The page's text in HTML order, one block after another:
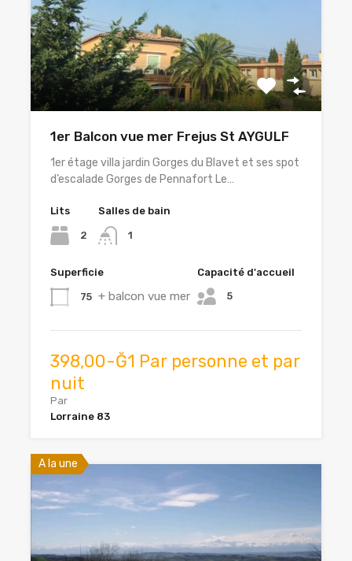
1er Balcon vue mer Frejus St AYGULF
1er étage villa jardin Gorges du Blavet et ses spot
d’escalade Gorges de Pennafort Le…
Lits
2
Salles de bain
1
Superficie
75 + balcon vue mer
Capacité d'accueil
5
398,00-Ğ1 Par personne et par
nuit
Par
Lorraine 83
A la une